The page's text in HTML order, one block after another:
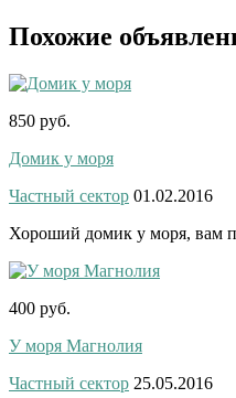
Похожие
850 руб.
Домик у моря
Частный сектор 01.02.2016
Хороший домик у моря, вам
400 руб.
У моря Магнолия
Частный сектор 25.05.2016